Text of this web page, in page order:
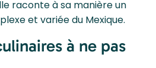
raconte à sa manière un
et variée du Mexique.
à ne pas